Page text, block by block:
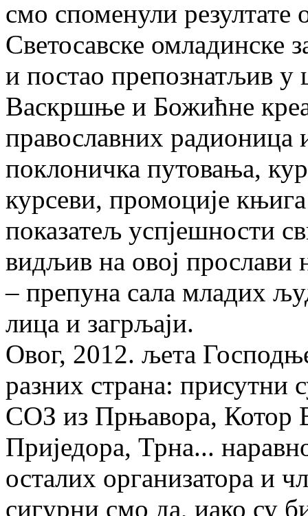
смо споменули резултате
Светосавске омладинске
и постао препознатљив у
Васкршње и Божићне
православних радионица
поклоничка путовања,
курсеви, промоције
показатељ успјешности
видљив на овој прослави
– препуна сала младих
лица и загрљаји.
Овог, 2012. љета
разних страна: присутни
СОЗ из Прњавора,
Приједора, Трна...
осталих организатора и
сигурни смо да, иако су